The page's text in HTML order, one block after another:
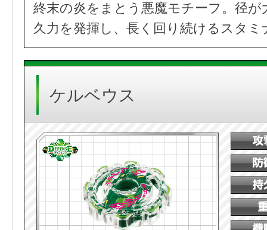
終末の炎をまとう悪魔モチーフ。径
久力を発揮し、長く回り続けるスタミ
ケルベウス